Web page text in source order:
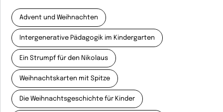
Advent und Weihnachten
Intergenerative Pädagogik im Kindergarten
Ein Strumpf für den Nikolaus
Weihnachtskarten mit Spitze
Die Weihnachtsgeschichte für Kinder